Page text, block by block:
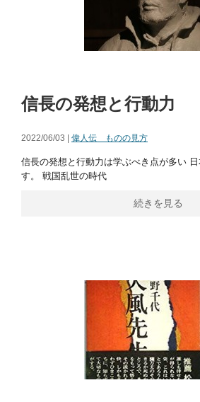
信長の発想と行動力
2022/06/03 | 偉人伝 ものの見方
信長の発想と行動力は学ぶべき点が多い
す。 戦国乱世の時代
続きを見る